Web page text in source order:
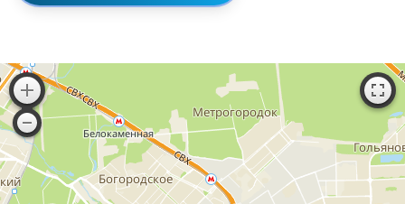
ООО "НТЦ АЭ": РОССИЯ, город Москва, ул. Щербаковская, д. 53,
корпус 16, комн. 304, 306